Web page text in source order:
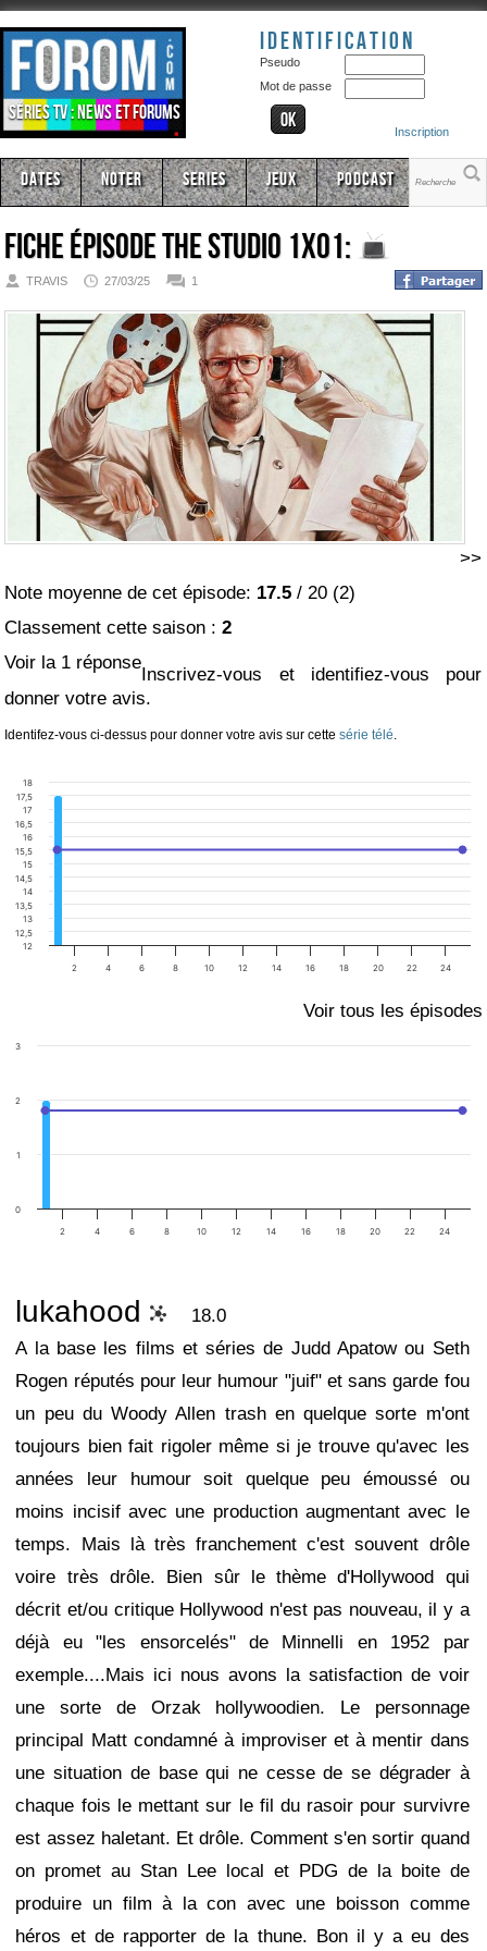
Séries TV : news et forums
Identification
Pseudo
Mot de passe
Inscription
Dates Noter Series Jeux Podcast
Fiche épisodeThe Studio 1x01:
TRAVIS 27/03/25 1
>>
Note moyenne de cet épisode: 17.5 / 20 (2)
Classement cette saison :2
Voir la 1 réponse
Inscrivez-vous et identifiez-vous pour
donner votre avis.
Identifez-vous ci-dessus pour donner votre avis sur cettesérie télé
2 4 6 8 10 12 14 16 18 20 22 24
12
12,5
13
13,5
14
14,5
15
15,5
16
16,5
17
17,5
18
Voir tous les épisodes
2 4 6 8 10 12 14 16 18 20 22 24
0
1
2
3
lukahood
18.0
A la base les films et séries de Judd Apatow ou Seth
Rogen réputés pour leur humour "juif" et sans garde fou
un peu du Woody Allen trash en quelque sorte m'ont
toujours bien fait rigoler même si je trouve qu'avec les
années leur humour soit quelque peu émoussé ou
moins incisif avec une production augmentant avec le
temps. Mais là très franchement c'est souvent drôle
voire très drôle. Bien sûr le thème d'Hollywood qui
décrit et/ou critique Hollywood n'est pas nouveau, il y a
déjà eu "les ensorcelés" de Minnelli en 1952 par
exemple....Mais ici nous avons la satisfaction de voir
une sorte de Orzak hollywoodien. Le personnage
principal Matt condamné à improviser et à mentir dans
une situation de base qui ne cesse de se dégrader à
chaque fois le mettant sur le fil du rasoir pour survivre
est assez haletant. Et drôle. Comment s'en sortir quand
on promet au Stan Lee local et PDG de la boite de
produire un film à la con avec une boisson comme
héros et de rapporter de la thune. Bon il y a eu des